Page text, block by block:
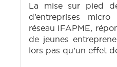
La mise sur pied
d’entreprises
réseau IFAPME,
de jeunes
lors pas qu’un effet